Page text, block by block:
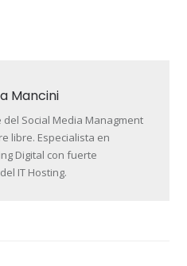
Mancini
del Social Media Managment
libre. Especialista en
Digital con fuerte
IT Hosting.